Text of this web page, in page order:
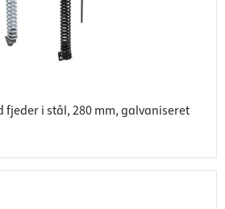
fjeder i stål, 280 mm, galvaniseret